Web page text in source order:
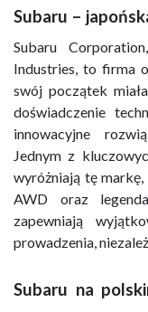
Subaru –
Subaru
Industries, to firma
swój początek
doświadczenie
innowacyjne
Jednym z
wyróżniają tę
AWD oraz
zapewniają
prowadzenia,
Subaru na